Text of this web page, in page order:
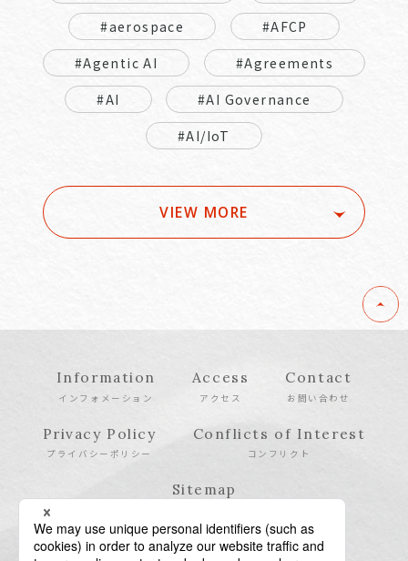
#aerospace
#AFCP
#Agentic AI
#Agreements
#AI
#AI Governance
#AI/IoT
VIEW MORE
Information
インフォメーション
Access
アクセス
Contact
お問い合わせ
Privacy Policy
プライバシーポリシー
Conflicts of Interest
コンフリクト
Sitemap